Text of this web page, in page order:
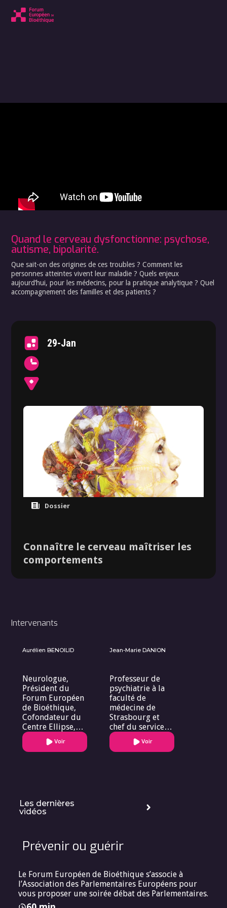
Quand le cerveau dysfonctionne: psychose,
autisme, bipolarité.
Que sait-on des origines de ces troubles ? Comment les
personnes atteintes vivent leur maladie ? Quels enjeux
aujourd’hui, pour les médecins, pour la pratique analytique ? Quel
accompagnement des familles et des patients ?
29-Jan
Dossier
Connaître le cerveau maîtriser les
comportements
Intervenants
Aurélien BENOILID
Neurologue,
Président du
Forum Européen
de Bioéthique,
Cofondateur du
Centre Ellipse,
auteur
Voir
Jean-Marie DANION
Professeur de
psychiatrie à la
faculté de
médecine de
Strasbourg et
chef du service
de psychiatrie
des hôpitaux
Voir
Les dernières
vidéos
Prévenir ou guérir
Le Forum Européen de Bioéthique s’associe à
l’Association des Parlementaires Européens pour
vous proposer une soirée débat des Parlementaires.